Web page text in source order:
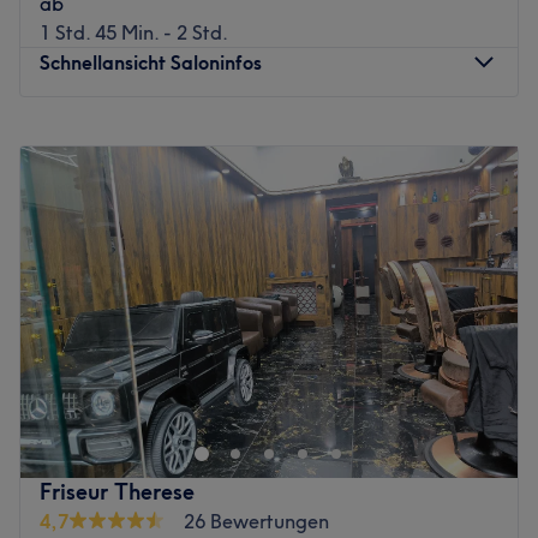
Produkte: Deutsche Produkte, vegane Produkte.
Extras: Der Salon ist klimatisiert und neben kostenlosem
WLAN gibt es kostenfreie Getränke für Kunden.
1 Std. 45 Min. - 2 Std.
Schnellansicht Saloninfos
Dienstag
18:00
Mittwoch
09:00–16:00
Donnerstag
09:00
18:00
Freitag
–18:00
Samstag
09:00–16:00
Sonntag
Geschlossen
Kreativ, jung & Blond-Verliebt: Das Team von Haarwerk
by Cenk Auth - Blonde Specialist hat es einfach drauf,
wenn es um individuelle & typgerechte Blondtöne,
Schnitte und mehr geht. Nach Frankfurt und München,
sind sie endlich auch in der Hauptstadt Berlin zu finden:
im Herzen Charlottenburg in der Sybelstrasse 10, 10629
Berlin. Wer sich hier von den stilbewussten Blond-Profis
Friseur Therese
4,7
26 Bewertungen